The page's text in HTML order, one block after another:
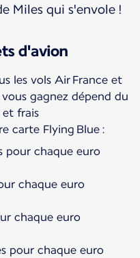
Miles qui s'envole !
d'avion
les vols Air France et
gagnez dépend du
et frais
pour chaque euro
chaque euro
chaque euro
pour chaque euro